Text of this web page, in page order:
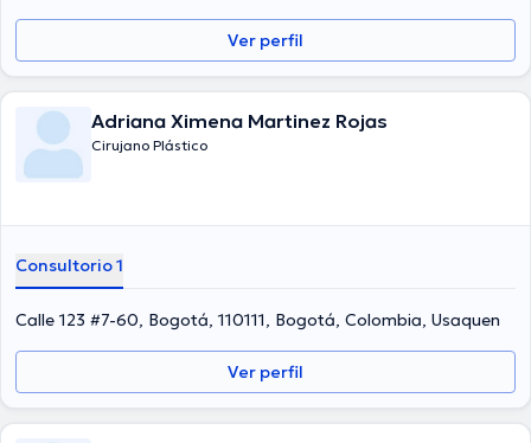
Ver perfil
Adriana Ximena Martinez Rojas
Cirujano Plástico
Consultorio 1
Calle 123 #7-60, Bogotá, 110111, Bogotá, Colombia, Usaquen
Ver perfil